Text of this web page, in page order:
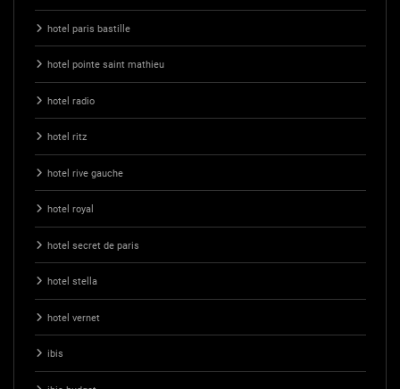
hotel paris bastille
hotel pointe saint mathieu
hotel radio
hotel ritz
hotel rive gauche
hotel royal
hotel secret de paris
hotel stella
hotel vernet
ibis